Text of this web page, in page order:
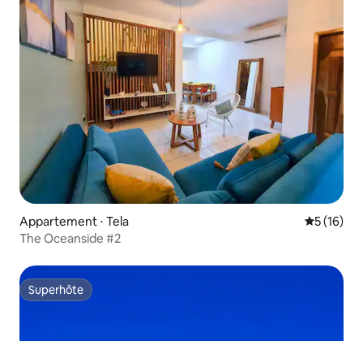
Appartement ⋅ Tela
5 (16)
The Oceanside #2
Superhôte
Superhôte